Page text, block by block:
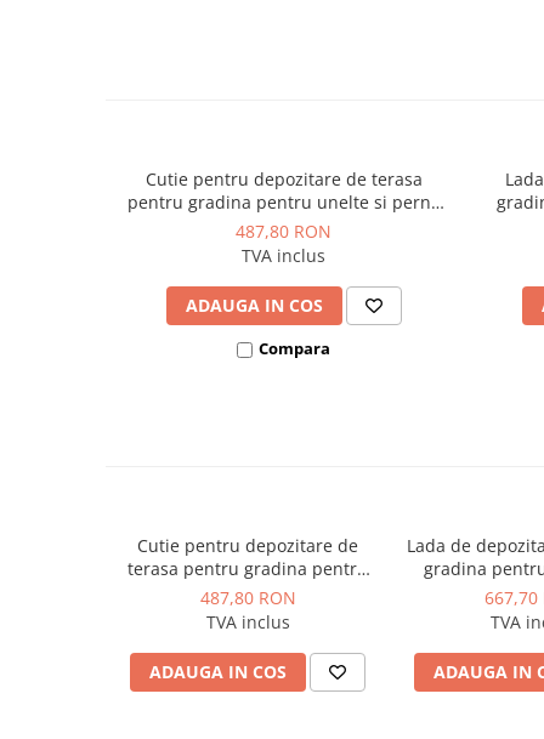
Dulapuri pentru climatizare
Sisteme evaporative de climatizare
Ventilatoare pentru baie
Ventilatoare pentru tubulatura
Alimentare cu apa
Canalizare interioara
Canalizare pluviala
Distributie apa
Cutie pentru depozitare de terasa
pentru gradina pentru unelte si perne
cu capac material ratan maro Keter
Capri 305L cu manere rezistenta UV
487,80 RON
TVA inclus
ADAUGA IN COS
Compara
Cutie pentru depozitare de
terasa pentru gradina pentru
unelte si perne cu capac
material ratan maro Keter
rezistenta UV
487,80 RON
TVA inclus
ADAUGA IN COS
Lada de
gradina
unelte si
material
390
667,70
TVA
ADAUGA IN